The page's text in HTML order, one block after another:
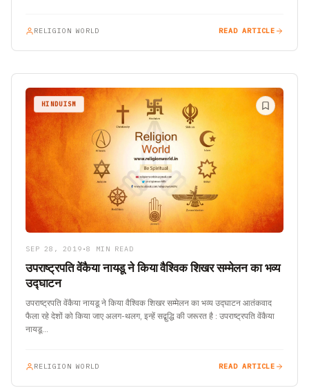
RELIGION WORLD READ ARTICLE
HINDUISM
SEP 28, 2019 •8 MIN READ
उपराष्ट्रपति वेंकैया नायडू ने किया वैश्विक शिखर सम्मेलन का भव्य
उद्घाटन
उपराष्ट्रपति वेंकैया नायडू ने किया वैश्विक शिखर सम्मेलन का भव्य उद्घाटन आतंकवाद
फैला रहे देशों को किया जाए अलग-थलग, इन्हें सद्बुद्धि की जरूरत है : उपराष्ट्रपति वेंकैया
नायडू…
RELIGION WORLD READ ARTICLE